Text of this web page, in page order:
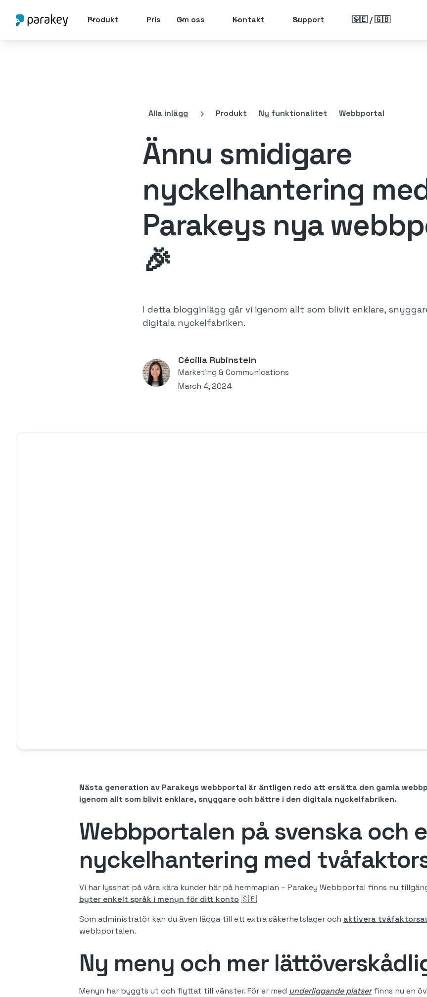
Produkt Pris Om oss Kontakt Support 🇸🇪 / 🇬🇧
Alla inlägg Produkt Ny funktionalitet Webbportal
Ännu smidigare
nyckelhantering
Parakeys nya
🎉
I detta blogginlägg går vi igenom allt som blivit enklare,
digitala nyckelfabriken.
Cécilia Rubinstein
Marketing & Communications
March 4, 2024
Nästa generation av Parakeys webbportal är äntligen redo att ersätta den gamla
igenom allt som blivit enklare, snyggare och bättre i den digitala nyckelfabriken.
Webbportalen på svenska och
nyckelhantering med
Vi har lyssnat på våra kära kunder här på hemmaplan – Parakey Webbportal finns nu
byter enkelt språk i menyn för ditt konto 🇸🇪
Som administratör kan du även lägga till ett extra säkerhetslager och aktivera
webbportalen.
Ny meny och mer
Menyn har byggts ut och flyttat till vänster. För er med underliggande platser finns nu en